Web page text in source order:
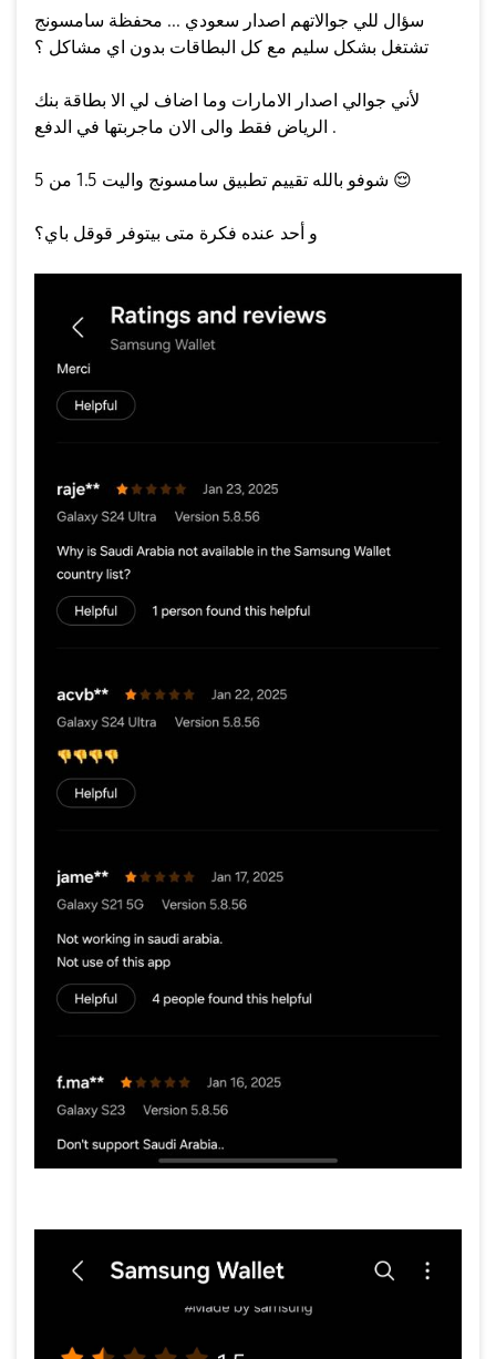
سؤال للي جوالاتهم اصدار سعودي ... محفظة سامسونج
لأني جوالي اصدار الامارات وما اضاف لي الا بطاقة بنك
الرياض فقط والى الان ماجربتها في الدفع .
😌
و أحد عنده فكرة متى بيتوفر قوقل باي؟